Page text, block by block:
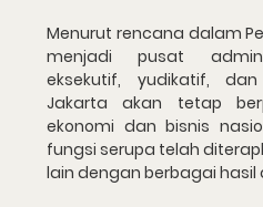
Menurut rencana dalam
menjadi pusat
eksekutif, yudikatif,
Jakarta akan tetap
ekonomi dan bisnis
fungsi serupa telah
lain dengan berbagai